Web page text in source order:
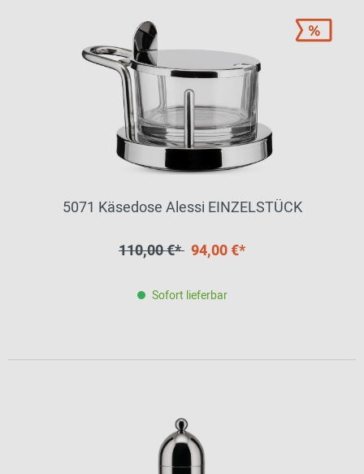
5071 Käsedose Alessi EINZELSTÜCK
110,00 €* 94,00 €*
Sofort lieferbar